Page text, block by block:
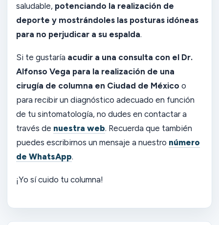
saludable, potenciando la realización de
deporte y mostrándoles las posturas idóneas
para no perjudicar a su espalda.
Si te gustaría acudir a una consulta con el Dr.
Alfonso Vega para la realización de una
cirugía de columna en Ciudad de México o
para recibir un diagnóstico adecuado en función
de tu sintomatología, no dudes en contactar a
través de nuestra web. Recuerda que también
puedes escribirnos un mensaje a nuestro número
de WhatsApp.
¡Yo sí cuido tu columna!